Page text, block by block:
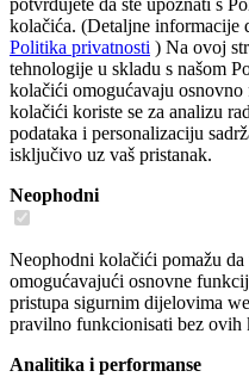
potvrđujete da ste upoznati s
kolačića. (Detaljne informacije
Politika privatnosti ) Na ovoj
tehnologije u skladu s našom
kolačići omogućavaju
kolačići koriste se za analizu
podataka i personalizaciju
isključivo uz vaš pristanak.
Neophodni
Neophodni kolačići pomažu
omogućavajući osnovne
pristupa sigurnim dijelovima
pravilno funkcionisati bez ovih
Analitika i performanse